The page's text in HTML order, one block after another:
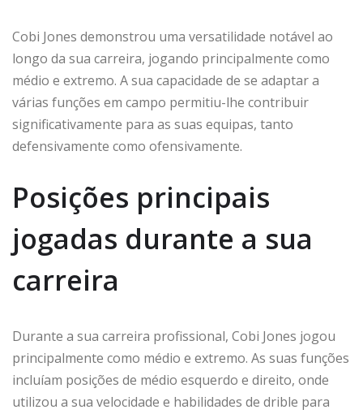
Cobi Jones demonstrou uma versatilidade notável ao
longo da sua carreira, jogando principalmente como
médio e extremo. A sua capacidade de se adaptar a
várias funções em campo permitiu-lhe contribuir
significativamente para as suas equipas, tanto
defensivamente como ofensivamente.
Posições principais
jogadas durante a sua
carreira
Durante a sua carreira profissional, Cobi Jones jogou
principalmente como médio e extremo. As suas funções
incluíam posições de médio esquerdo e direito, onde
utilizou a sua velocidade e habilidades de drible para